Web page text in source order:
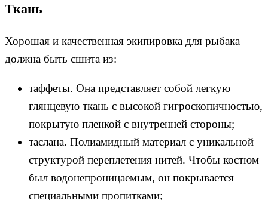
Ткань
Хорошая и качественная экипировка для рыбака
должна быть сшита из:
таффеты. Она представляет собой легкую
глянцевую ткань с высокой гигроскопичностью,
покрытую пленкой с внутренней стороны;
таслана. Полиамидный материал с уникальной
структурой переплетения нитей. Чтобы костюм
был водонепроницаемым, он покрывается
специальными пропитками;